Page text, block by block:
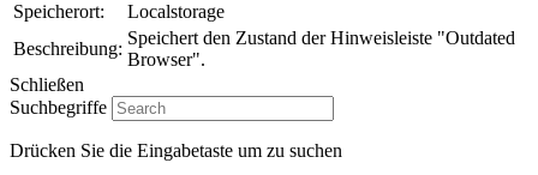
Speicherort:
Localstorage
Beschreibung:
Speichert den Zustand der Hinweisleiste "Outdated
Browser".
Schließen
Suchbegriffe
Drücken Sie die Eingabetaste um zu suchen